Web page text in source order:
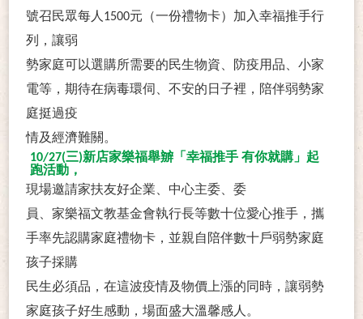
號召民眾每人1500元（一份禮物卡）加入幸福推手行
列，讓弱
勢家庭可以選購所需要的民生物資、防疫用品、小家
電等，期待在病毒環伺、不安的日子裡，陪伴弱勢家
庭挺過疫
情及經濟難關。
10/27(三)新店家樂福舉辧「幸福推手 有你就購」起
跑活動，
現場邀請家扶友好企業、中心主委、委
員、家樂福文教基金會執行長等數十位愛心推手，攜
手率先認購家庭禮物卡，並親自陪伴數十戶弱勢家庭
孩子採購
民生必須品，在這波疫情及物價上漲的同時，讓弱勢
家庭孩子好生感動，場面盛大溫馨感人。